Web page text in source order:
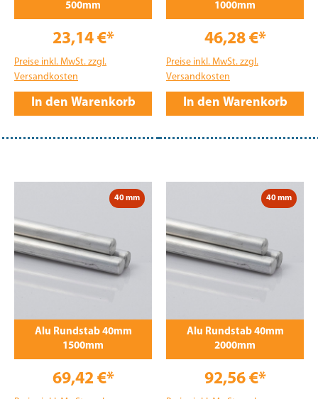
500mm
23,14 €*
Preise inkl. MwSt. zzgl.
Versandkosten
In den Warenkorb
1000mm
46,28 €*
Preise inkl. MwSt. zzgl.
Versandkosten
In den Warenkorb
40 mm
Alu Rundstab 40mm
1500mm
69,42 €*
40 mm
Alu Rundstab 40mm
2000mm
92,56 €*